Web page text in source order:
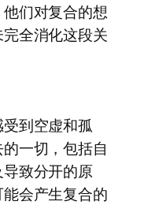
们对复合的想
全消化这段关
到空虚和孤
一切，包括自
致分开的原
会产生复合的